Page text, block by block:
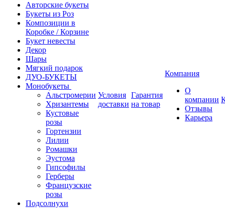
Авторские букеты
Букеты из Роз
Композиции в
Коробке / Корзине
Букет невесты
Декор
Шары
Мягкий подарок
ДУО-БУКЕТЫ
Монобукеты
Альстромерии
Хризантемы
Кустовые
розы
Гортензии
Лилии
Ромашки
Эустома
Гипсофилы
Герберы
Французские
розы
Подсолнухи
Условия
доставки
Гарантия
на товар
Компания
О
компании
Отзывы
Карьера